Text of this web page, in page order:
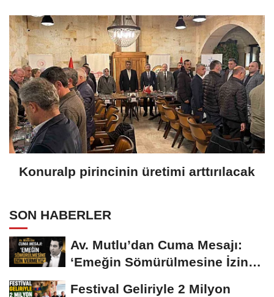
Konuralp pirincinin üretimi arttırılacak
SON HABERLER
Av. Mutlu’dan Cuma Mesajı:
‘Emeğin Sömürülmesine İzin
Festival Geliriyle 2 Milyon